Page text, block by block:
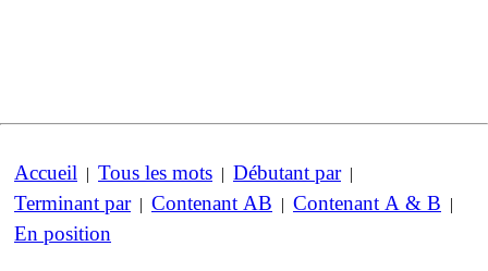
Accueil | Tous les mots | Débutant par|
Terminant par| Contenant AB | Contenant A & B |
En position